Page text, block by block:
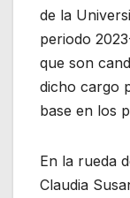
de la
periodo
que son
dicho cargo
base en los
En la rueda
Claudia